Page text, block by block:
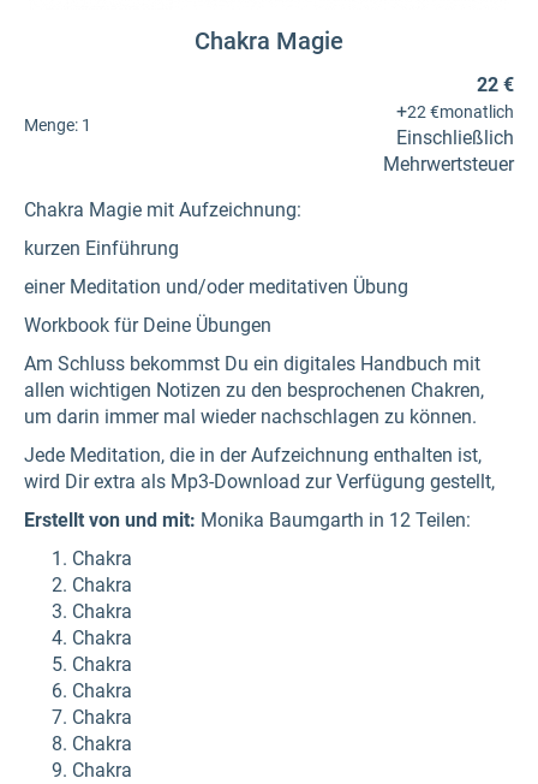
Chakra Magie
Menge: 1
22 €
+22 €monatlich
Einschließlich
Mehrwertsteuer
Chakra Magie mit Aufzeichnung:
kurzen Einführung
einer Meditation und/oder meditativen Übung
Workbook für Deine Übungen
Am Schluss bekommst Du ein digitales Handbuch mit
allen wichtigen Notizen zu den besprochenen Chakren,
um darin immer mal wieder nachschlagen zu können.
Jede Meditation, die in der Aufzeichnung enthalten ist,
wird Dir extra als Mp3-Download zur Verfügung gestellt,
Erstellt von und mit: Monika Baumgarth in 12 Teilen:
Chakra
Chakra
Chakra
Chakra
Chakra
Chakra
Chakra
Chakra
Chakra